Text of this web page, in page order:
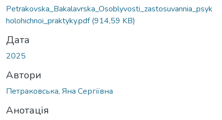
Petrakovska_Bakalavrska_Osoblyvosti_zastosuvannia_psyk
holohichnoi_praktyky.pdf(914,59 KB)
Дата
2025
Автори
Петраковська, Яна Сергіївна
Анотація